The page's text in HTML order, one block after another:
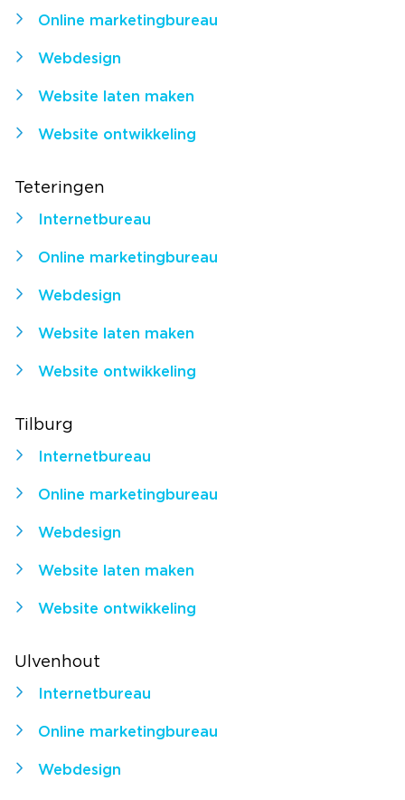
Online marketingbureau
Webdesign
Website laten maken
Website ontwikkeling
Teteringen
Internetbureau
Online marketingbureau
Webdesign
Website laten maken
Website ontwikkeling
Tilburg
Internetbureau
Online marketingbureau
Webdesign
Website laten maken
Website ontwikkeling
Ulvenhout
Internetbureau
Online marketingbureau
Webdesign